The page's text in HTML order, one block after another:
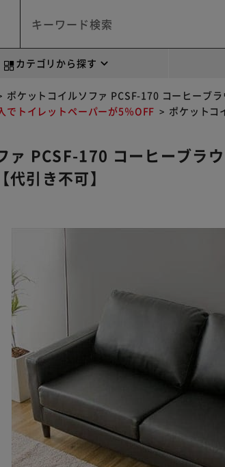
カテゴリから探す
ポケットコイルソファ PCSF-170 コーヒーブ
でトイレットペーパーが5％OFF ポケットコ
ァ PCSF-170 コーヒーブラウ
代引き不可】